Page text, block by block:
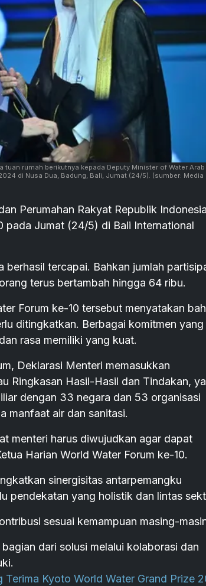
rumah berikutnya kepada Deputy Minister of Water Arab
di Nusa Dua, Badung, Bali, Jumat (24/5). (sumber: Media
Perumahan Rakyat Republik Indonesia
pada Jumat (24/5) di Bali International
tercapai. Bahkan jumlah
terus bertambah hingga 64 ribu.
Forum ke-10 tersebut menyatakan
ditingkatkan. Berbagai komitmen yang
rasa memiliki yang kuat.
Deklarasi Menteri memasukkan
Ringkasan Hasil-Hasil dan Tindakan,
dengan 33 negara dan 53 organisasi
manfaat air dan sanitasi.
menteri harus diwujudkan agar dapat
Harian World Water Forum ke-10.
sinergisitas antarpemangku
pendekatan yang holistik dan lintas
sesuai kemampuan masing-
dari solusi melalui kolaborasi dan
Kyoto World Water Grand Prize